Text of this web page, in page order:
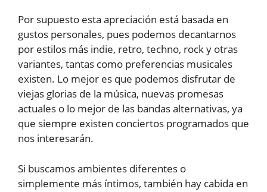
Por supuesto esta apreciación está basada en
gustos personales, pues podemos decantarnos
por estilos más indie, retro, techno, rock y otras
variantes, tantas como preferencias musicales
existen. Lo mejor es que podemos disfrutar de
viejas glorias de la música, nuevas promesas
actuales o lo mejor de las bandas alternativas, ya
que siempre existen conciertos programados que
nos interesarán.
Si buscamos ambientes diferentes o
simplemente más íntimos, también hay cabida en